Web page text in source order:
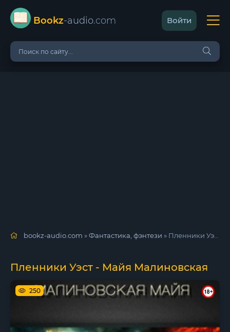
Bookz-audio.com Войти
bookz-audio.com »Фантастика, фэнтези » Пленники Уэст - Майя Малиновская
Пленники Уэст - Майя Малиновская
250